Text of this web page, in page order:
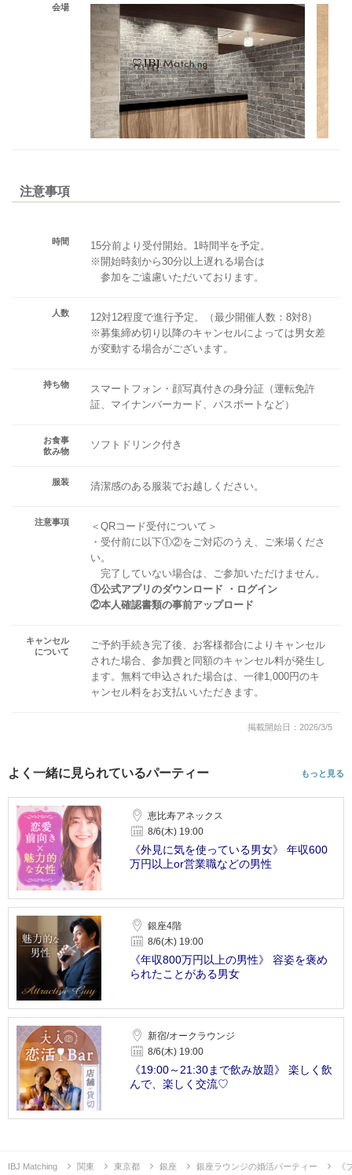
会場
注意事項
時間
15分前より受付開始。1時間半を予定。
※開始時刻から30分以上遅れる場合は
参加をご遠慮いただいております。
人数
12対12程度で進行予定。（最少開催人数：8対8）
※募集締め切り以降のキャンセルによっては男女差
が変動する場合がございます。
持ち物
スマートフォン・顔写真付きの身分証（運転免許
証、マイナンバーカード、パスポートなど）
お食事
飲み物
ソフトドリンク付き
服装 清潔感のある服装でお越しください。
注意事項
＜QRコード受付について＞
・受付前に以下①②をご対応のうえ、ご来場くださ
い。
完了していない場合は、ご参加いただけません。
①公式アプリのダウンロード ・ログイン
②本人確認書類の事前アップロード
キャンセル
について
ご予約手続き完了後、お客様都合によりキャンセル
された場合、参加費と同額のキャンセル料が発生し
ます。無料で申込された場合は、一律1,000円のキ
ャンセル料をお支払いいただきます。
掲載開始日：2026/3/5
よく一緒に見られているパーティー もっと見る
恵比寿アネックス
8/6(木) 19:00
《外見に気を使っている男女》 年収600
万円以上or営業職などの男性
銀座4階
8/6(木) 19:00
《年収800万円以上の男性》 容姿を褒め
られたことがある男女
新宿/オークラウンジ
8/6(木) 19:00
《19:00～21:30まで飲み放題》 楽しく飲
んで、楽しく交流♡
IBJ Matching 関東 東京都 銀座 銀座ラウンジの婚活パーティー 《